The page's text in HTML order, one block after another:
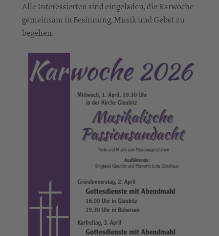
Alle Interessierten sind eingeladen, die Karwoche
gemeinsam in Besinnung, Musik und Gebet zu
begehen.